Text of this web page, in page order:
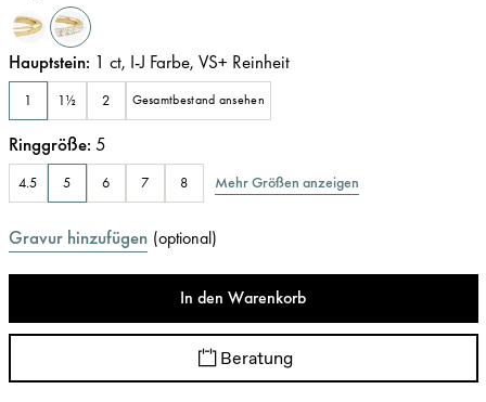
Hauptstein: 1 ct, I-J Farbe, VS+ Reinheit
1 1½ 2 Gesamtbestand ansehen
Ringgröße: 5
4.5 5 6 7 8 Mehr Größen anzeigen
Gravur hinzufügen (optional)
In den Warenkorb
Beratung